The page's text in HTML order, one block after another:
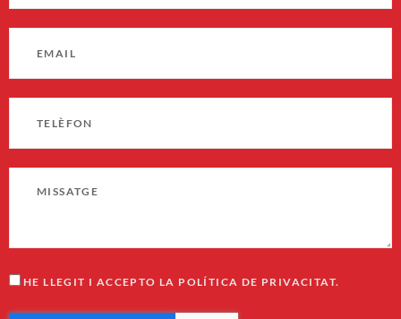
HE LLEGIT I ACCEPTO LA POLÍTICA DE PRIVACITAT.